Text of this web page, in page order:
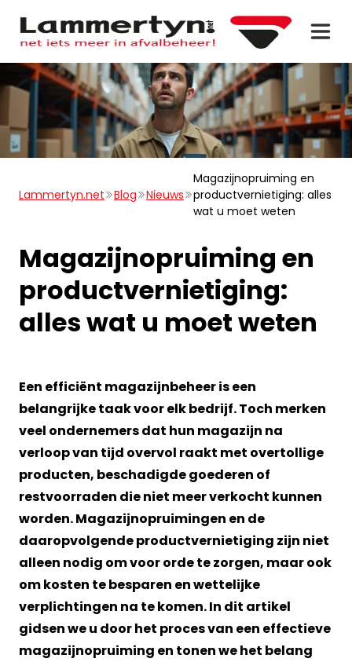
Lammertyn.net Blog Nieuws
Magazijnopruiming en
productvernietiging: alles
wat u moet weten
Magazijnopruiming en
productvernietiging:
alles wat u moet weten
Een efficiënt magazijnbeheer is een
belangrijke taak voor elk bedrijf. Toch merken
veel ondernemers dat hun magazijn na
verloop van tijd overvol raakt met overtollige
producten, beschadigde goederen of
restvoorraden die niet meer verkocht kunnen
worden. Magazijnopruimingen en de
daaropvolgende productvernietiging zijn niet
alleen nodig om voor orde te zorgen, maar ook
om kosten te besparen en wettelijke
verplichtingen na te komen. In dit artikel
gidsen we u door het proces van een effectieve
magazijnopruiming en tonen we het belang